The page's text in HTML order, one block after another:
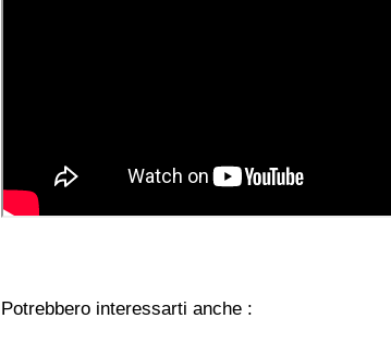
Potrebbero interessarti anche :